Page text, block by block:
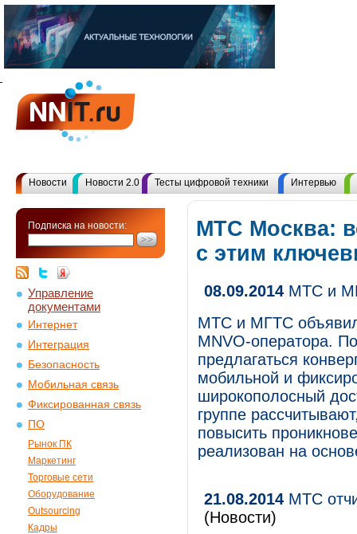
Новости Новости 2.0 Тесты цифровой техники Интервью
Подписка на новости:
Управление
документами
Интернет
Интеграция
Безопасность
Мобильная связь
Фиксированная связь
ПО
Рынок ПК
Маркетинг
Торговые сети
Оборудование
Outsourcing
Кадры
МТС Москва:
с этим
08.09.2014 МТС и
МТС и МГТС
MNVO-оператора.
предлагаться
мобильной и
широкополосный
группе
повысить
реализован на
21.08.2014 МТС
(Новости)